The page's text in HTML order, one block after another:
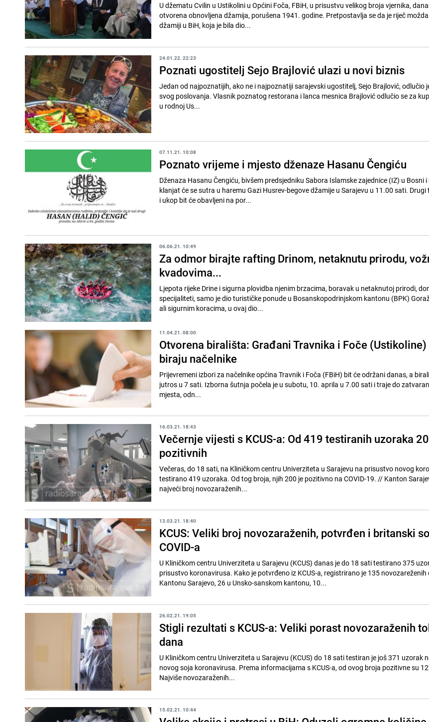
U džematu Cvilin u Ustikolini u Općini Foča, FBiH, u prisustvu velikog broja vjernika,
otvorena obnovljena džamija, porušena 1941. godine. Pretpostavlja se da je riječ
džamiji u BiH, koja je bila dio...
24.01.22. 22:23
Poznati ugostitelj Sejo Brajlović ulazi u novi biznis
Jedan od najpoznatijih, ako ne i najpoznatiji sarajevski ugostitelj, Sejo Brajlović, odlučio
svog poslovanja. Vlasnik poznatog restorana i lanca mesnica Brajlović odlučio se za
u rodnoj Us...
07.11.21. 10:08
Poznato vrijeme i mjesto dženaze Hasanu Čengiću
Dženaza Hasanu Čengiću, bivšem predsjedniku Sabora Islamske zajednice (IZ) u Bosni
klanjat će se sutra u haremu Gazi Husrev-begove džamije u Sarajevu u 11.00 sati. Drugi
i ukop bit će obavljeni na por...
06.06.21. 10:49
Za odmor birajte rafting Drinom, netaknutu prirodu,
kvadovima...
Ljepota rijeke Drine i sigurna plovidba njenim brzacima, boravak u netaknutoj prirodi,
specijaliteti, samo je dio turističke ponude u Bosanskopodrinjskom kantonu (BPK)
ali sigurnim koracima, u ovaj dio...
11.04.21. 08:00
Otvorena birališta: Građani Travnika i Foče (Ustikoline)
biraju načelnike
Prijevremeni izbori za načelnike općina Travnik i Foča (FBiH) bit će održani danas, a
jutros u 7 sati. Izborna šutnja počela je u subotu, 10. aprila u 7.00 sati i traje do
mjesta, odn...
16.03.21. 18:43
Večernje vijesti s KCUS-a: Od 419 testiranih uzoraka
pozitivnih
Večeras, do 18 sati, na Kliničkom centru Univerziteta u Sarajevu na prisustvo novog
testirano 419 uzoraka. Od tog broja, njih 200 je pozitivno na COVID-19. // Kanton Sarajevo i opet bilježi
najveći broj novozaraženih...
13.03.21. 18:40
KCUS: Veliki broj novozaraženih, potvrđen i britanski
COVID-a
U Kliničkom centru Univerziteta u Sarajevu (KCUS) danas je do 18 sati testirano 375
prisustvo koronavirusa. Kako je potvrđeno iz KCUS-a, registrirano je 135 novozareženih
Kantonu Sarajevo, 26 u Unsko-sanskom kantonu, 10...
26.02.21. 19:05
Stigli rezultati s KCUS-a: Veliki porast novozaraženih
dana
U Kliničkom centru Univerziteta u Sarajevu (KCUS) do 18 sati testiran je još 371 uzorak
novog soja koronavirusa. Prema informacijama s KCUS-a, od ovog broja pozitivne su 122
Najviše novozaraženih...
15.02.21. 10:44